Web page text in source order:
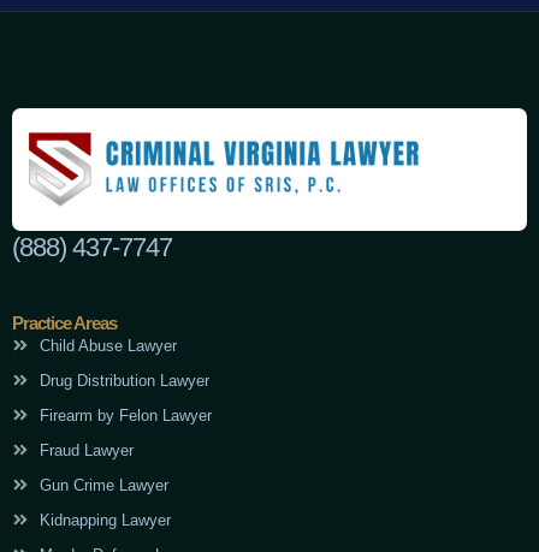
(888) 437-7747
Practice Areas
Child Abuse Lawyer
Drug Distribution Lawyer
Firearm by Felon Lawyer
Fraud Lawyer
Gun Crime Lawyer
Kidnapping Lawyer